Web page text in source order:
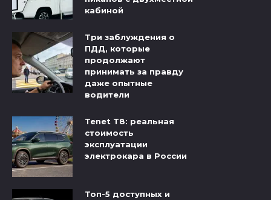
кабиной
Три заблуждения о
ПДД, которые
продолжают
принимать за правду
даже опытные
водители
Tenet T8: реальная
стоимость
эксплуатации
электрокара в России
Топ-5 доступных и